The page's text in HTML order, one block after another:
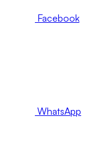
Facebook
WhatsApp